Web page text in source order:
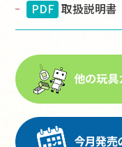
PDF 取扱説明書